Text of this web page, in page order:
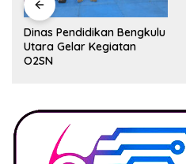
Dinas Pendidikan Bengkulu
Utara Gelar Kegiatan
O2SN